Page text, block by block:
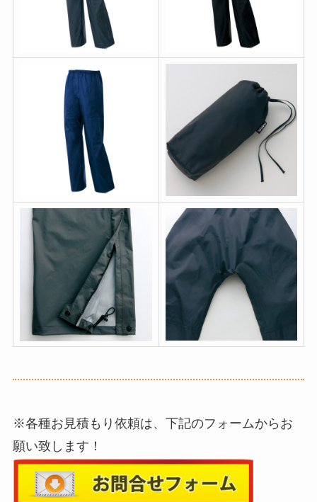
※各種お見積もり依頼は、下記のフォームからお
願い致します！